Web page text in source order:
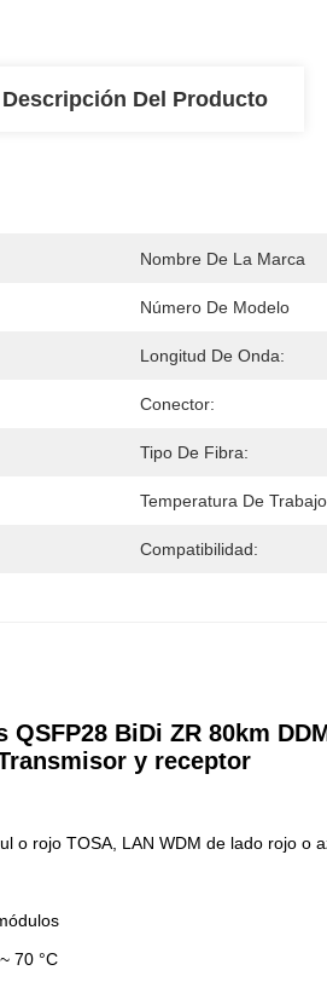
Descripción Del Producto
Nombre De La Marca
Número De Modelo
Longitud De Onda:
Conector:
Tipo De Fibra:
Temperatura De
Compatibilidad:
QSFP28 BiDi ZR 80km
y receptor
o rojo TOSA, LAN WDM de lado rojo o
70 °C